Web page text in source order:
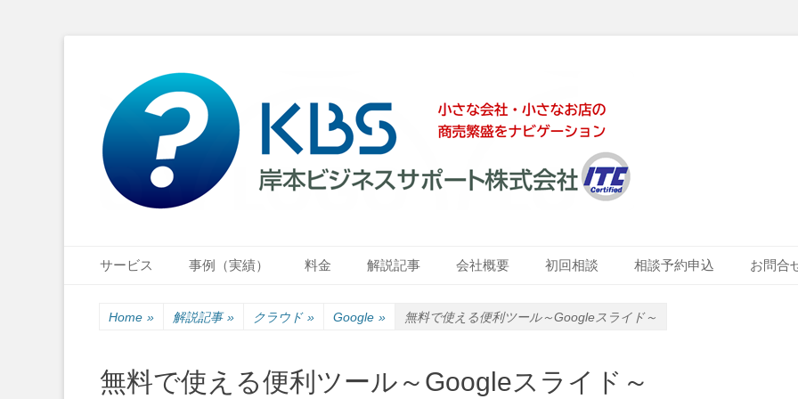
岸本ビジネスサポート株式会社
小さな会社・小さなお店のIT経営をナビゲーション
Primary Menu
サービス 事例（実績） 料金 解説記事 会社概要 初回相談 相談予約申込 お問合
Home » 解説記事 » クラウド » Google » 無料で使える便利ツール～Googleスライド～
無料で使える便利ツール～Googleスライド～